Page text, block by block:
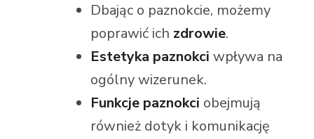
Dbając o paznokcie, możemy
poprawić ich zdrowie.
Estetyka paznokci wpływa na
ogólny wizerunek.
Funkcje paznokci obejmują
również dotyk i komunikację